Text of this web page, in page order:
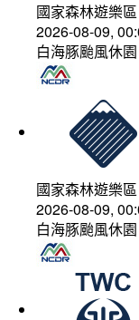
國家森林遊樂區
2026-08-09,
白海豚颱風休
國家森林遊樂區
2026-08-09,
白海豚颱風休